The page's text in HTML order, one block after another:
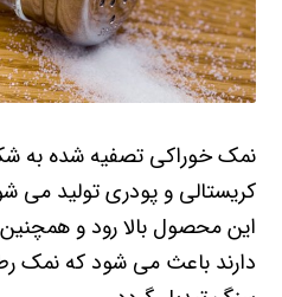
نمک خوراکی تصفیه شده به
کریستالی و پودری تولید
این محصول بالا رود و
دارند باعث می شود که نمک